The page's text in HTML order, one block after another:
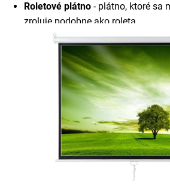
Roletové plátno - plátno, ktoré sa
zroluje podobne ako roleta.
Statívové plátno- prenosné plátno
stavíte, ktoré sa najčastejšie
Green screen plátno- špeciálne
používa na digitálne
a fotografiách.
Čierne plátno - čierny povrch
zobrazenie obrazu v tmavých